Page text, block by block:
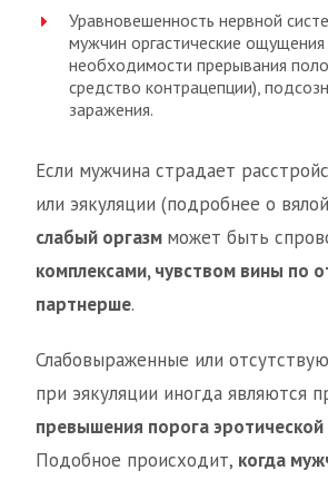
Уравновешенность нервной
мужчин оргастические
необходимости прерывания
средство контрацепции),
заражения.
Если мужчина страдает
или эякуляции (подробнее о
слабый оргазм может быть
комплексами, чувством вины по
партнерше.
Слабовыраженные или
при эякуляции иногда являются
превышения порога
Подобное происходит, когда